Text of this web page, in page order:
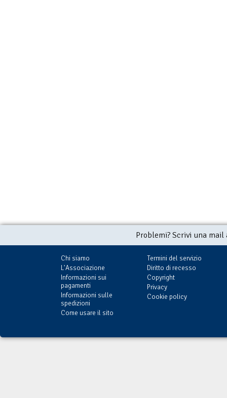
Problemi? Scrivi una
Chi siamo
L'Associazione
Informazioni sui
pagamenti
Informazioni sulle
spedizioni
Come usare il sito
Termini del servizio
Diritto di recesso
Copyright
Privacy
Cookie policy